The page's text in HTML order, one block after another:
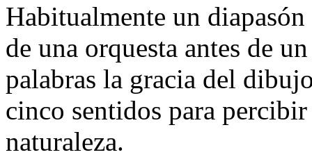
Habitualmente un
de una orquesta antes de
palabras la gracia del
cinco sentidos para
naturaleza.